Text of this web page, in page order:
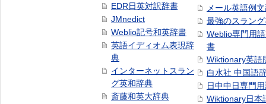
EDR日英対訳辞書
JMnedict
Weblio記号和英辞書
英語イディオム表現辞
典
インターネットスラン
グ英和辞典
斎藤和英大辞典
メール英語例
最強のスラン
Weblio専門用
書
Wiktionary英語
白水社 中国語
日中中日専門
Wiktionary日本